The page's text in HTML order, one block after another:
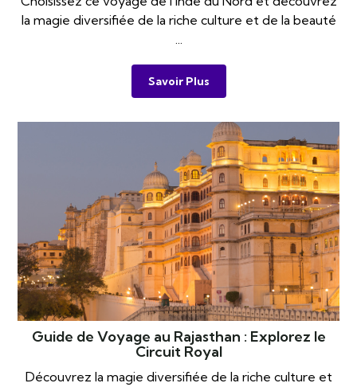
la magie diversifiée de la riche culture et de la beauté
...
Savoir Plus
Guide de Voyage au Rajasthan : Explorez le
Circuit Royal
Découvrez la magie diversifiée de la riche culture et